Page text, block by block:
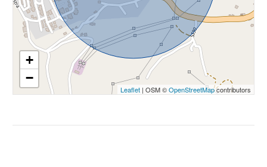
+
−
Leaflet| OSM ©OpenStreetMapcontributors
Bagni
minimi
Qualsiasi